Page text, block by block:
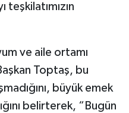
teşkilatımızın
ve aile ortamı
Toptaş, bu
büyük emek
belirterek, “Bugün